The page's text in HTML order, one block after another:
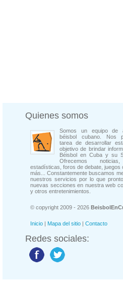
Quienes somos
Somos un equipo de
béisbol cubano. Nos
tarea de desarrollar
objetivo de brindar
Béisbol en Cuba y su
Ofrecemos
estadísticas, foros de debate, juegos
más... Constantemente buscamos
nuestros servicios por lo que
nuevas secciones en nuestra web
y otros entretenimientos.
© copyright 2009 - 2026
Inicio | Mapa del sitio | Contacto
Redes sociales: